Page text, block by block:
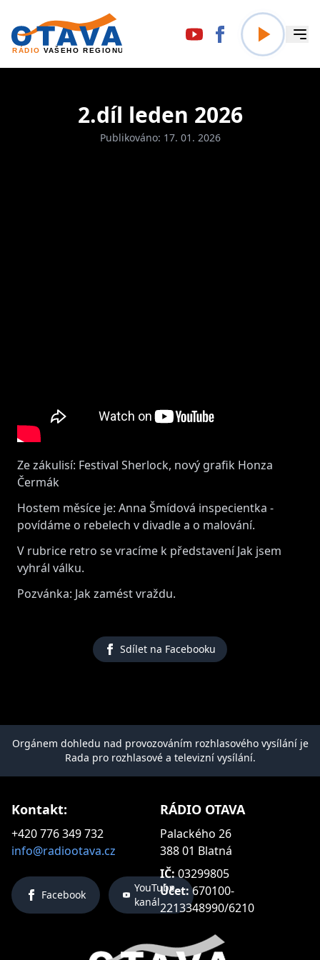
2.díl leden 2026
Publikováno: 17. 01. 2026
Ze zákulisí: Festival Sherlock, nový grafik Honza
Čermák
Hostem měsíce je: Anna Šmídová inspecientka -
povídáme o rebelech v divadle a o malování.
V rubrice retro se vracíme k představení Jak jsem
vyhrál válku.
Pozvánka: Jak zamést vraždu.
Sdílet na Facebooku
Orgánem dohledu nad provozováním rozhlasového vysílání je
Rada pro rozhlasové a televizní vysílání.
Kontakt:
+420 776 349 732
info@radiootava.cz
Facebook
YouTube
kanál
RÁDIO OTAVA
Palackého 26
388 01 Blatná
IČ:03299805
Účet:670100-
2213348990/6210